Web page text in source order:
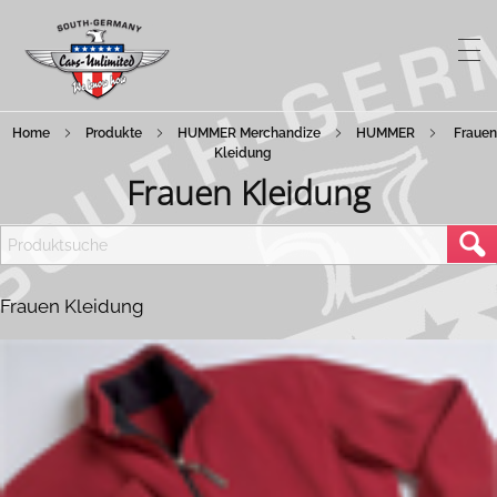
FAHRZEUGE
Coming Soon
AKTUELLES
AUTOGAS
TUNING
Home Produkte HUMMER Merchandize HUMMER
Frauen
Kleidung
Frauen Kleidung
Frauen Kleidung